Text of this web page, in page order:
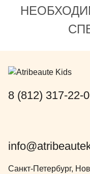
8 (812) 317-22-
Санкт-Петербург,